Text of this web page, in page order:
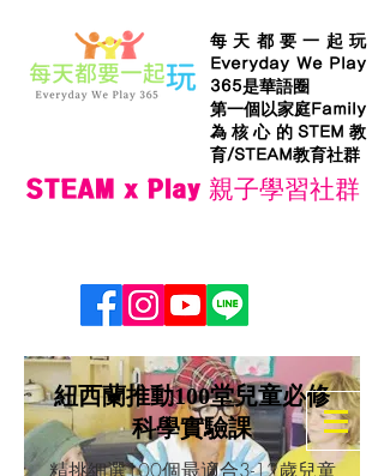
每天都要一起玩
Everyday We Play
365是華語圈
第一個以家庭Family
為核心的STEM教
育/STEAM教育社群
STEAM x Play 親子學習社群
紐西蘭推動100堂兒童必修
科學實驗課
精挑細選100個最適合3-12歲兒童